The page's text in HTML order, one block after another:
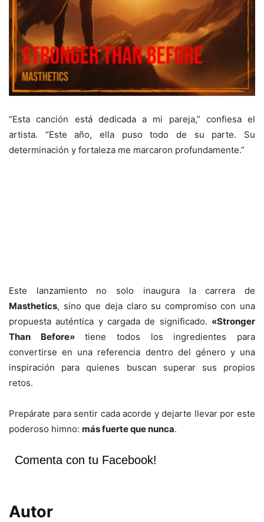
“Esta canción está dedicada a mi pareja,” confiesa el
artista. “Este año, ella puso todo de su parte. Su
determinación y fortaleza me marcaron profundamente.”
Este lanzamiento no solo inaugura la carrera de
Masthetics, sino que deja claro su compromiso con una
propuesta auténtica y cargada de significado. «Stronger
Than Before»tiene todos los ingredientes para
convertirse en una referencia dentro del género y una
inspiración para quienes buscan superar sus propios
retos.
Prepárate para sentir cada acorde y dejarte llevar por este
poderoso himno: más fuerte que nunca.
Comenta con tu Facebook!
Autor